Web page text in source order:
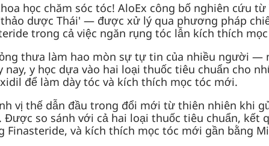
học chăm sóc tóc! AloEx công bố nghiên cứu từ
dược Thái' — được xử lý qua phương pháp
trong cả việc ngăn rụng tóc lẫn kích thích
thưa làm hao mòn sự tự tin của nhiều người
nay, y học dựa vào hai loại thuốc tiêu chuẩn cho
để làm dày tóc và kích thích mọc tóc mới.
vị thế dẫn đầu trong đổi mới từ thiên nhiên khi
Được so sánh với cả hai loại thuốc tiêu chuẩn,
Finasteride, và kích thích mọc tóc mới gần bằng